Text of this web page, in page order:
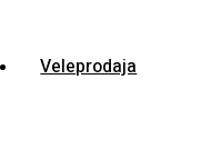
Veleprodaja